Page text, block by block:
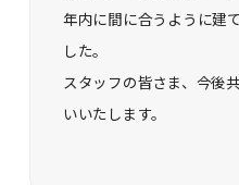
年内に間に合うように建
した。
スタッフの皆さま、今後
いいたします。